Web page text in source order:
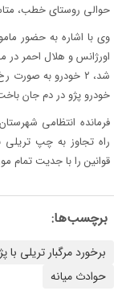
حوالی روستای خطب،
وی با اشاره به حضور
اورژانس و هلال احمر
شد، ۲ خودرو به
خودرو پژو در دم جان
فرمانده انتظامی
راه تجاوز به چپ تریلی
قوانین را با جدیت تمام
برچسب‌ها:
برخورد مرگبار تریلی با
حوادث میانه